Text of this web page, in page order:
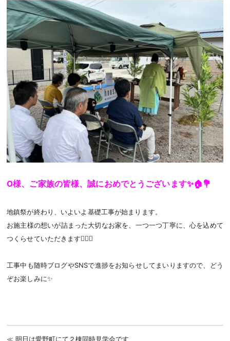
O様、ご家族の皆様、誠におめでとうございます✨️🏠💐
地鎮祭が終わり、いよいよ基礎工事が始まります。
お施主様の想いが詰まった大切なお家を、一つ一つ丁寧に、心を込めて
つくらせていただきます🙇🏻‍♀️
工事中も随時ブログやSNSで進捗をお知らせしてまいりますので、どう
ぞお楽しみに✨
明日は愛野町にて２棟同時見学会です